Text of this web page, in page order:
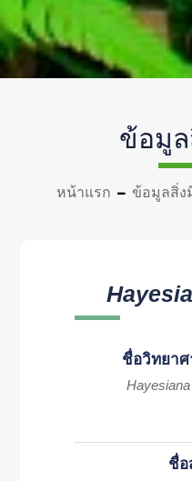
ข้อมู
หน้าแรก ข้อมูลสิ่ง
ชื่อวิทยาศ
ชื่